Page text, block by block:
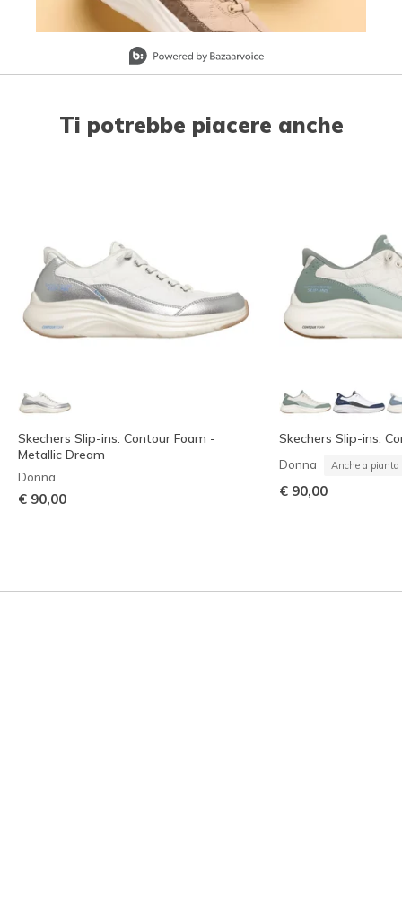
Ti potrebbe piacere anche
Skechers Slip-ins: Contour Foam -
Metallic Dream
Donna
€ 90,00
Skechers Slip-ins:
Donna Anche a pianta
€ 90,00